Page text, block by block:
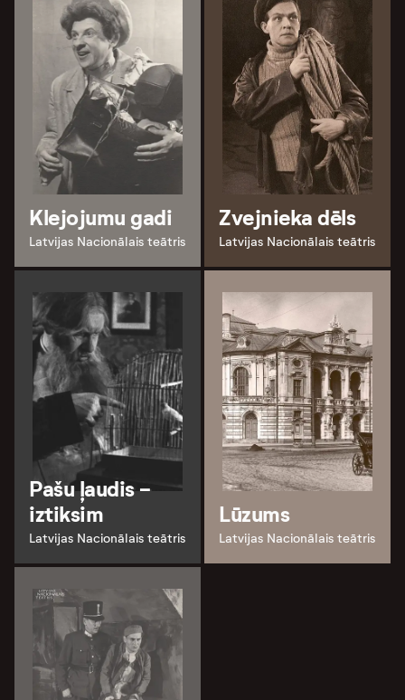
Klejojumu gadi
Latvijas Nacionālais teātris
Zvejnieka dēls
Latvijas Nacionālais teātris
Pašu ļaudis -
iztiksim
Latvijas Nacionālais teātris
Lūzums
Latvijas Nacionālais teātris